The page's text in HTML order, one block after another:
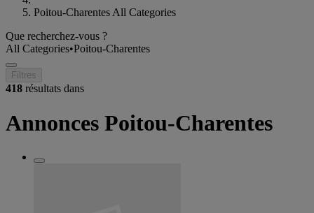
Poitou-Charentes All Categories
Que recherchez-vous ?
All Categories•Poitou-Charentes
Filtres
418 résultats dans
Annonces Poitou-Charentes